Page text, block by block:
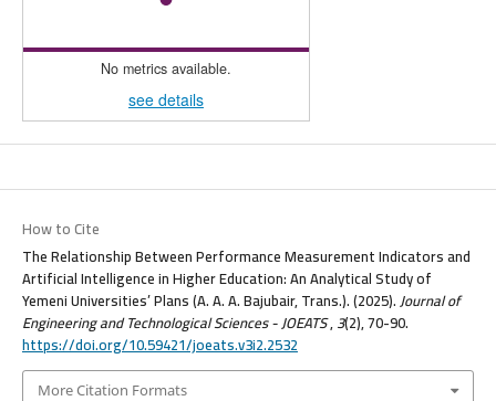
No metrics available.
see details
How to Cite
The Relationship Between Performance Measurement Indicators and
Artificial Intelligence in Higher Education: An Analytical Study of
Yemeni Universities’ Plans (A. A. A. Bajubair, Trans.). (2025).Journal of
Engineering and Technological Sciences - JOEATS,3(2), 70-90.
https://doi.org/10.59421/joeats.v3i2.2532
More Citation Formats